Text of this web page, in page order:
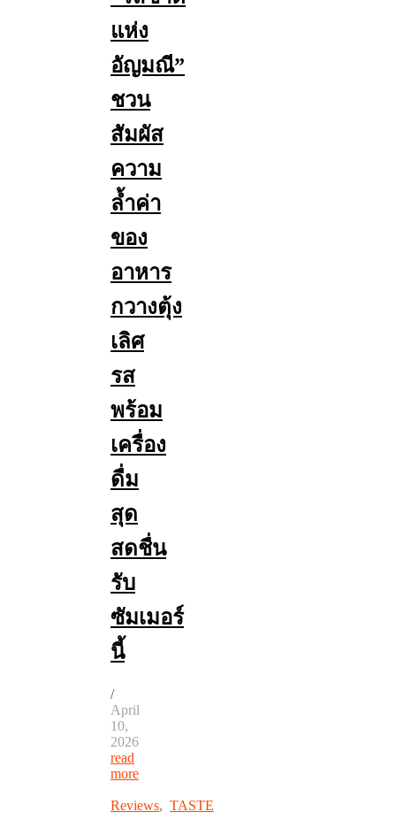
แห่ง
อัญมณี”
ชวน
สัมผัส
ความ
ล้ำค่า
ของ
อาหาร
กวางตุ้ง
เลิศ
รส
พร้อม
เครื่อง
ดื่ม
สุด
สดชื่น
รับ
ซัมเมอร์
นี้
/
April
10,
2026
read
more
Reviews, TASTE